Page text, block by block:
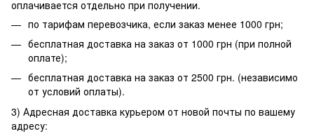
оплачивается отдельно при получении.
по тарифам перевозчика, если заказ менее 1000 грн;
бесплатная доставка на заказ от 1000 грн (при полной
оплате);
бесплатная доставка на заказ от 2500 грн. (независимо
от условий оплаты).
3) Адресная доставка курьером от новой почты по вашему
адресу: